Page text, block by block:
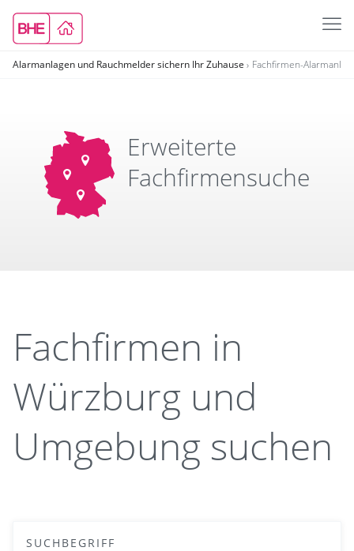
Alarmanlagen und Rauchmelder sichern Ihr Zuhause Fachfirmen-
Erweiterte
Fachfirmensuche
Fachfirmen in
Würzburg und
Umgebung suchen
SUCHBEGRIFF